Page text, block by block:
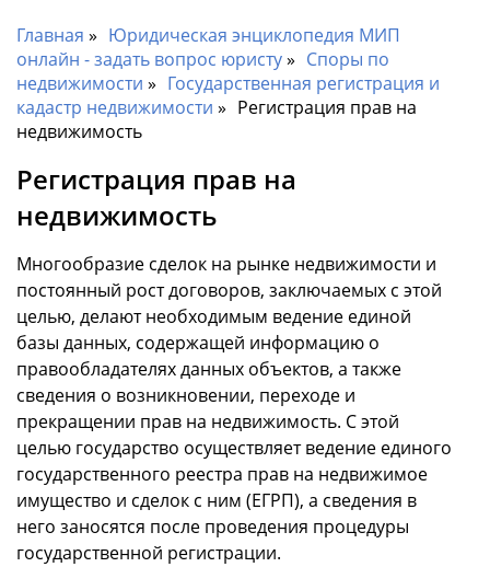
Главная
Юридическая энциклопедия МИП
онлайн - задать вопрос юристу
Споры по
недвижимости
Государственная регистрация и
кадастр недвижимости
Регистрация прав на
недвижимость
Регистрация прав на
недвижимость
Многообразие сделок на рынке недвижимости и
постоянный рост договоров, заключаемых с этой
целью, делают необходимым ведение единой
базы данных, содержащей информацию о
правообладателях данных объектов, а также
сведения о возникновении, переходе и
прекращении прав на недвижимость. С этой
целью государство осуществляет ведение единого
государственного реестра прав на недвижимое
имущество и сделок с ним (ЕГРП), а сведения в
него заносятся после проведения процедуры
государственной регистрации.